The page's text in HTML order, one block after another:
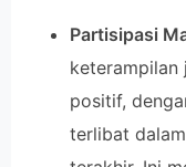
Partisipasi
keterampilan
positif,
terlibat